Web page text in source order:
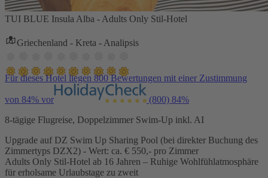
TUI BLUE Insula Alba - Adults Only Stil-Hotel
Griechenland - Kreta - Analipsis
Für dieses Hotel liegen 800 Bewertungen mit einer Zustimmung
von 84% vor (800) 84%
8-tägige Flugreise, Doppelzimmer Swim-Up inkl. AI
Upgrade auf DZ Swim Up Sharing Pool (bei direkter Buchung des
Zimmertyps DZX2) - Wert: ca. € 550,- pro Zimmer
Adults Only Stil-Hotel ab 16 Jahren – Ruhige Wohlfühlatmosphäre
für erholsame Urlaubstage zu zweit